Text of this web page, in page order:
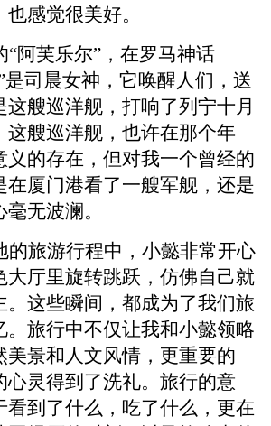
也感觉很美好。
“阿芙乐尔” ， 在罗马神话
是司晨女神，它唤醒人们，送
这艘巡洋舰，打响了列宁十月
这艘巡洋舰，也许在那个年
义的存在，但对我一个曾经的
在厦门港看了一艘军舰，还是
无波澜。
旅游行程中， 小懿非常开心
大厅里旋转跳跃，仿佛自己就
。这些瞬间，都成为了我们旅
。旅行中不仅让我和小懿领略
美景和人文风情，更重要的
心灵得到了洗礼。旅行的意
看到了什么，吃了什么，更在